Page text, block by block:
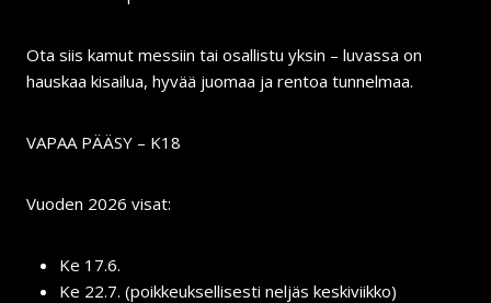
Ota siis kamut messiin tai osallistu yksin – luvassa on
hauskaa kisailua, hyvää juomaa ja rentoa tunnelmaa.
VAPAA PÄÄSY – K18
Vuoden 2026 visat:
Ke 17.6.
Ke 22.7. (poikkeuksellisesti neljäs keskiviikko)